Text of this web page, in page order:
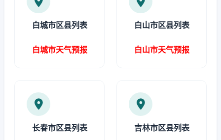
白城市区县列表
白城市天气预报
白山市区县列表
白山市天气预报
长春市区县列表 吉林市区县列表